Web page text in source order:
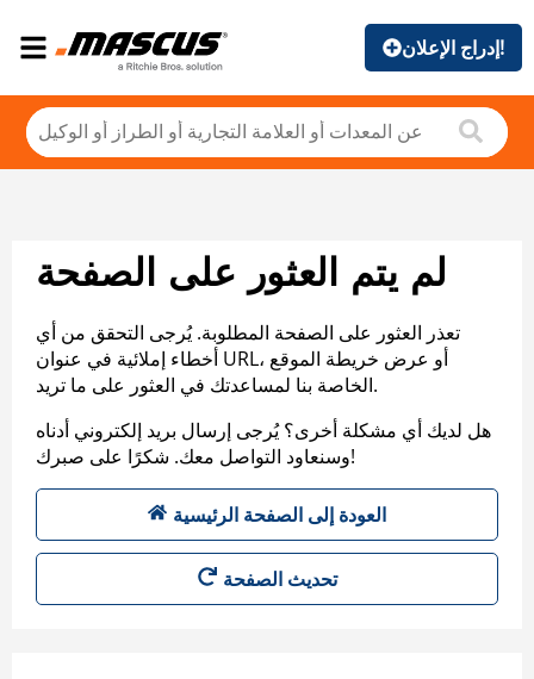
إدراج الإعلان!
لم يتم العثور على الصفحة
تعذر العثور على الصفحة المطلوبة. يُرجى التحقق من أي
أخطاء إملائية في عنوان URL، أو عرض خريطة الموقع
الخاصة بنا لمساعدتك في العثور على ما تريد.
هل لديك أي مشكلة أخرى؟ يُرجى إرسال بريد إلكتروني أدناه
وسنعاود التواصل معك. شكرًا على صبرك!
العودة إلى الصفحة الرئيسية
تحديث الصفحة